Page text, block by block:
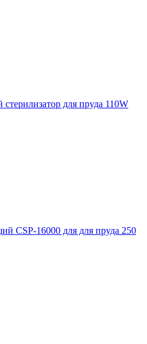
для пруда 110W
CSP-16000 для для пруда 250